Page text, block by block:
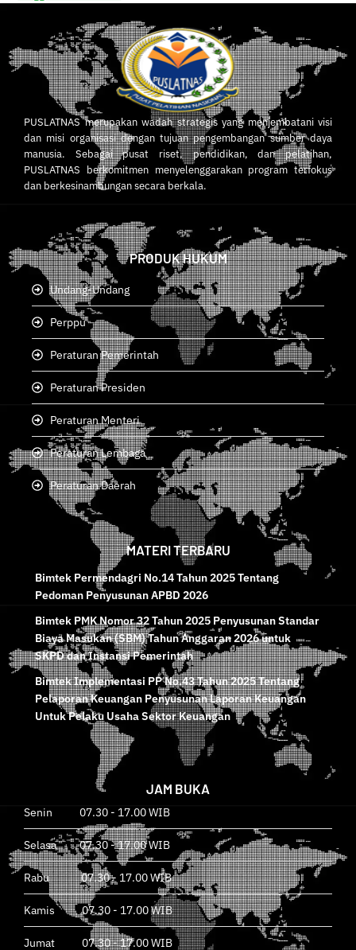
PUSLATNAS merupakan wadah strategis yang menjembatani visi
dan misi organisasi dengan tujuan pengembangan sumber daya
manusia. Sebagai pusat riset, pendidikan, dan pelatihan,
PUSLATNAS berkomitmen menyelenggarakan program terfokus
dan berkesinambungan secara berkala.
PRODUK HUKUM
Undang-Undang
Perppu
Peraturan Pemerintah
Peraturan Presiden
Peraturan Menteri
Peraturan Lembaga
Peraturan Daerah
MATERI TERBARU
Bimtek Permendagri No.14 Tahun 2025 Tentang
Pedoman Penyusunan APBD 2026
Bimtek PMK Nomor 32 Tahun 2025 Penyusunan Standar
Biaya Masukan (SBM) Tahun Anggaran 2026 untuk
SKPD dan Instansi Pemerintah
Bimtek Implementasi PP No.43 Tahun 2025 Tentang
Pelaporan Keuangan Penyusunan Laporan Keuangan
Untuk Pelaku Usaha Sektor Keuangan
JAM BUKA
Senin 07.30 - 17.00 WIB
Selasa 07.30 - 17.00 WIB
Rabu 07.30 - 17.00 WIB
Kamis 07.30 - 17.00 WIB
Jumat 07.30 - 17.00 WIB